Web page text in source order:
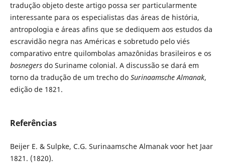
tradução objeto deste artigo possa ser particularmente
interessante para os especialistas das áreas de história,
antropologia e áreas afins que se dediquem aos estudos da
escravidão negra nas Américas e sobretudo pelo viés
comparativo entre quilombolas amazônidas brasileiros e os
bosnegersdo Suriname colonial. A discussão se dará em
torno da tradução de um trecho do Surinaamsche Almanak,
edição de 1821.
Referências
Beijer E. & Sulpke, C.G. Surinaamsche Almanak voor het Jaar
1821. (1820).